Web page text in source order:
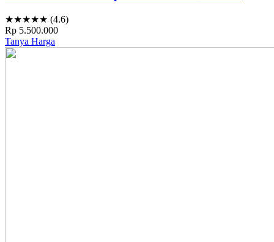
★★★★★ (4.6)
Rp 5.500.000
Tanya Harga